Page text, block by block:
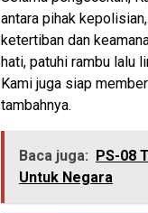
antara pihak
ketertiban dan
hati, patuhi rambu lalu
Kami juga siap
tambahnya.
Baca juga: PS-08
Untuk Negara